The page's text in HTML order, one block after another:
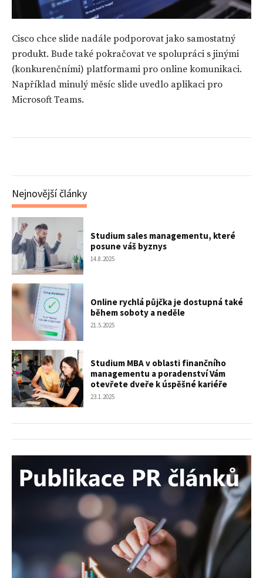
Cisco chce slide nadále podporovat jako samostatný
produkt. Bude také pokračovat ve spolupráci s jinými
(konkurenčními) platformami pro online komunikaci.
Například minulý měsíc slide uvedlo aplikaci pro
Microsoft Teams.
Nejnovější články
Studium sales managementu, které
posune váš byznys
14.8.2025
Online rychlá půjčka je dostupná také
během soboty a neděle
21.5.2025
Studium MBA v oblasti finančního
managementu a poradenství Vám
otevřete dveře k úspěšné kariéře
23.1.2025